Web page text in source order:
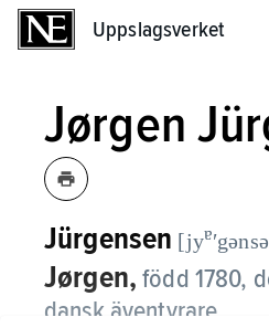
Uppslagsverket
Jørgen
Jürgensen [jyɐ
Jørgen, född 1780,
dansk äventyrare.